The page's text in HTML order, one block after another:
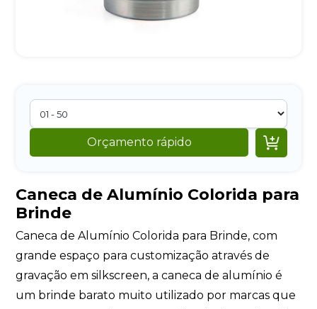
Orçamento rápido 
Caneca de Alumínio Colorida para
Brinde
Caneca de Alumínio Colorida para Brinde, com
grande espaço para customização através de
gravação em silkscreen, a caneca de alumínio é
um brinde barato muito utilizado por marcas que